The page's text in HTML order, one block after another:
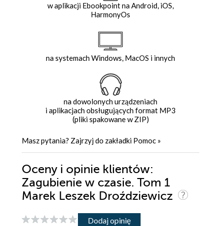
w aplikacji Ebookpoint na Android, iOS,
HarmonyOs
na systemach Windows, MacOS i innych
na dowolonych urządzeniach
i aplikacjach obsługujących format MP3
(pliki spakowane w ZIP)
Masz pytania? Zajrzyj do zakładki Pomoc »
Oceny i opinie klientów:
Zagubienie w czasie. Tom 1
Marek Leszek Droździewicz
Dodaj opinię